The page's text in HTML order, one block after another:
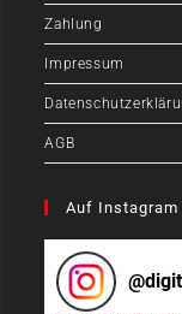
Zahlung
Impressum
AGB
Auf Instagram
@